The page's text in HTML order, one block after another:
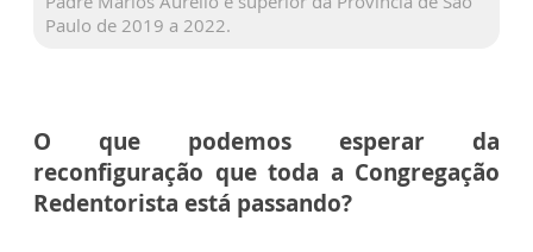
Paulo de 2019 a 2022.
O que podemos esperar da
reconfiguração que toda a Congregação
Redentorista está passando?